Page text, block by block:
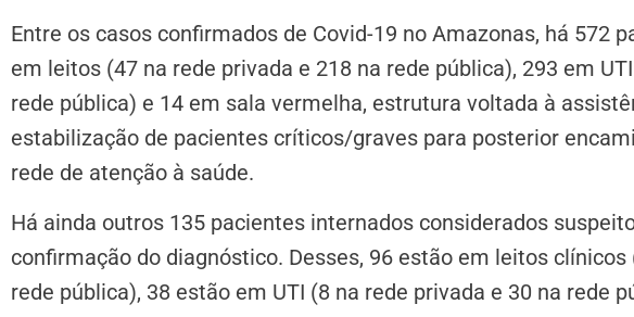
Entre os casos confirmados de Covid-19 no Amazonas, há 572
em leitos (47 na rede privada e 218 na rede pública), 293 em
rede pública) e 14 em sala vermelha, estrutura voltada à
estabilização de pacientes críticos/graves para posterior
rede de atenção à saúde.
Há ainda outros 135 pacientes internados considerados
confirmação do diagnóstico. Desses, 96 estão em leitos clínicos
rede pública), 38 estão em UTI (8 na rede privada e 30 na rede